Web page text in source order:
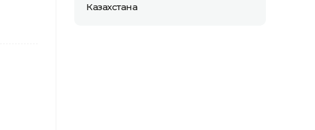
Казахстана